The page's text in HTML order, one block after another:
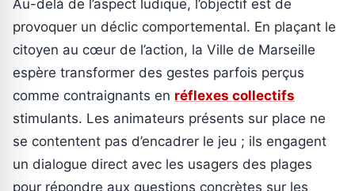
Au-delà de l’aspect ludique, l’objectif est de
provoquer un déclic comportemental. En plaçant le
citoyen au cœur de l’action, la Ville de Marseille
espère transformer des gestes parfois perçus
comme contraignants en réflexes collectifs
stimulants. Les animateurs présents sur place ne
se contentent pas d’encadrer le jeu ; ils engagent
un dialogue direct avec les usagers des plages
pour répondre aux questions concrètes sur les